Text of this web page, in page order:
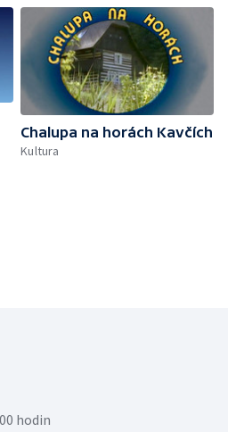
Chalupa na horách Kavčích
Kultura
hodin